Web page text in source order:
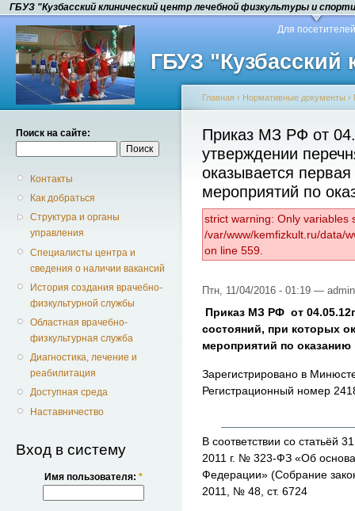
ГБУЗ "Кузбасский клинический центр лечебной физкультуры и
ГБУЗ
Для посетителей
Поиск на сайте:
Контакты
Как добраться
Структура и органы
управления
Специалисты центра и
сведения о наличии вакансий
История создания врачебно-
физкультурной службы
Областная врачебно-
физкультурная служба
Диагностика, лечение и
реабилитация
Доступная среда
Наставничество
Вход в систему
Имя пользователя: *
Главная › Нормативные документы ›
Приказ МЗ РФ от
утверждении
оказывается
мероприятий по
strict warning: Only variables
/var/www/kemfizkult.ru/data/
on line 559.
Птн, 11/04/2016 - 01:19 —
Приказ МЗ РФ от
состояний, при которых
мероприятий по
Зарегистрировано в
Регистрационный номер
В соответствии со статьёй
2011 г. № 323-ФЗ «Об
Федерации» (Собрание
2011, № 48, ст. 6724